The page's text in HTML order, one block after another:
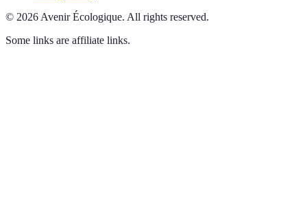
© 2026 Avenir Écologique. All rights reserved.
Some links are affiliate links.